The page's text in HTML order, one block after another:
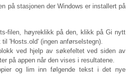
på stasjonen der Windows er installert på
filen, høyreklikk på den, klikk på Gi nytt
til 'Hosts.old' (ingen anførselstegn).
ved hjelp av søkefeltet ved siden av
på appen når den vises i resultatene.
og lim inn følgende tekst i det nye